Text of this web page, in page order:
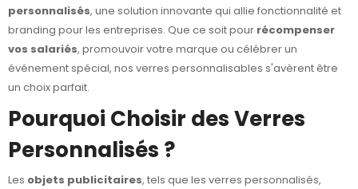
personnalisés, une solution innovante qui allie fonctionnalité et
branding pour les entreprises. Que ce soit pour récompenser
vos salariés, promouvoir votre marque ou célébrer un
événement spécial, nos verres personnalisables s'avèrent être
un choix parfait.
Pourquoi Choisir des Verres
Personnalisés ?
Les objets publicitaires, tels que les verres personnalisés,